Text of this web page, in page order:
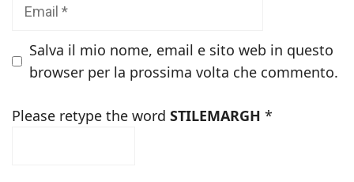
Salva il mio nome, email e sito web in questo
browser per la prossima volta che commento.
Please retype the word STILEMARGH *